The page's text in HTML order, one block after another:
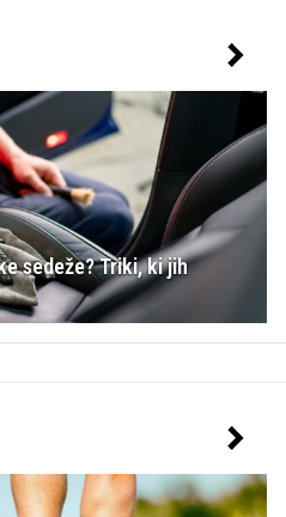
sedeže? Triki, ki jih